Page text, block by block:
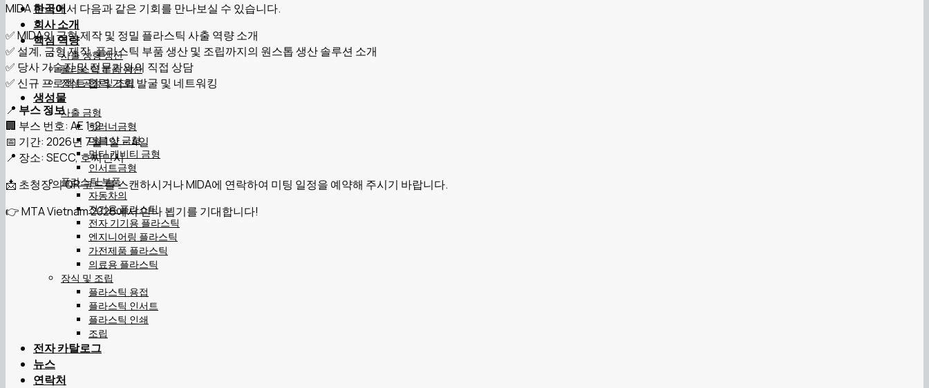
한국어
회사 소개
핵심 역량
사출 성형 생산
플라스틱 부품 생산
장식 공정 및 조립
생성물
사출 금형
핫러너금형
더블 샷 금형
멀티 캐비티 금형
인서트금형
플라스틱 부품
자동차의
전기용 플라스틱
전자 기기용 플라스틱
엔지니어링 플라스틱
가전제품 플라스틱
의료용 플라스틱
장식 및 조립
플라스틱 용접
플라스틱 인서트
플라스틱 인쇄
조립
전자 카탈로그
뉴스
연락처
MIDA 부스에서 다음과 같은 기회를 만나보실 수 있습니다.
✅ MIDA의 금형 제작 및 정밀 플라스틱 사출 역량 소개
✅ 설계, 금형 제작, 플라스틱 부품 생산 및 조립까지의 원스톱 생산 솔루션 소개
✅ 당사 기술진 및 전문가와의 직접 상담
✅ 신규 프로젝트 협력 기회 발굴 및 네트워킹
📍 부스 정보
🏢 부스 번호: AE 1-2
📅 기간: 2026년 7월 1일 ~ 4일
📍 장소: SECC, 호찌민시
📩 초청장의 QR 코드를 스캔하시거나 MIDA에 연락하여 미팅 일정을 예약해 주시기 바랍니다.
👉 MTA Vietnam 2026에서 만나 뵙기를 기대합니다!